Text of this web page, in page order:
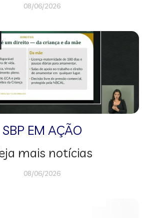
08/06/2026
SBP EM AÇÃO
mais notícias
08/06/2026